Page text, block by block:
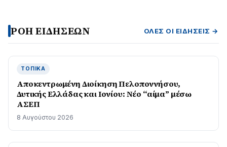
ΡΟΗ ΕΙΔΗΣΕΩΝ ΌΛΕΣ ΟΙ ΕΙΔΉΣΕΙΣ →
ΤΟΠΙΚΆ
Αποκεντρωμένη Διοίκηση Πελοποννήσου,
Δυτικής Ελλάδας και Ιονίου: Νέο “αίμα” μέσω
ΑΣΕΠ
8 Αυγούστου 2026